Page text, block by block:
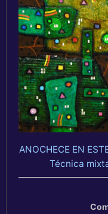
ANOCHECE EN
Técnica